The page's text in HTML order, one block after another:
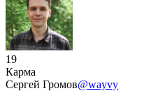
19
Карма
Сергей Громов@wayvy